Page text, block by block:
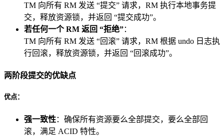
TM 向所有 RM 发送 “提交” 请求，RM 执行本地事务提
交，释放资源锁，并返回 “提交成功”。
若任何一个 RM 返回 “拒绝”：
TM 向所有 RM 发送 “回滚” 请求，RM 根据 undo 日志执
行回滚，释放资源锁，并返回 “回滚成功”。
两阶段提交的优缺点
优点：
强一致性：确保所有资源要么全部提交，要么全部回
滚，满足 ACID 特性。